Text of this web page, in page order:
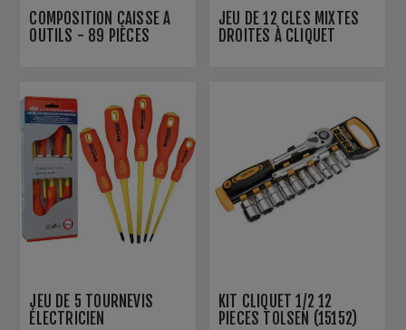
COMPOSITION CAISSE À
OUTILS - 89 PIÈCES
JEU DE 12 CLÉS MIXTES
DROITES À CLIQUET
JEU DE 5 TOURNEVIS
ÉLECTRICIEN
KIT CLIQUET 1/2 12
PIECES TOLSEN (15152)